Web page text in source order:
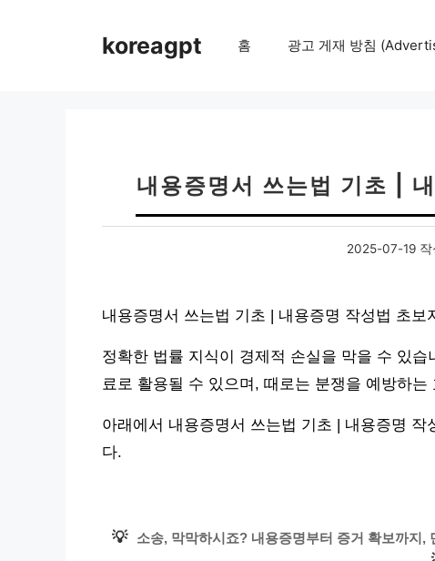
koreagpt 홈 광고 게재 방침
내용증명서 쓰는법 기초 |
2025-07-19 작
내용증명서 쓰는법 기초 | 내용증명 작성법 초
정확한 법률 지식이 경제적 손실을 막을 수 있
료로 활용될 수 있으며, 때로는 분쟁을 예방하는
아래에서 내용증명서 쓰는법 기초 | 내용증명
다.
💡 소송, 막막하시죠? 내용증명부터 증거 확보까지